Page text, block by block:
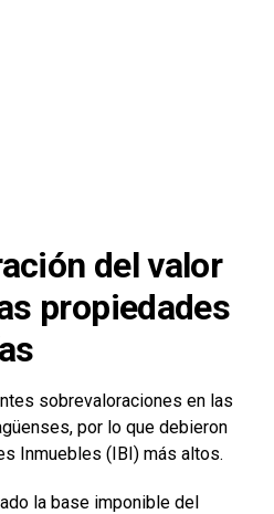
del valor
propiedades
sobrevaloraciones en las
por lo que debieron
Inmuebles (IBI) más altos.
la base imponible del